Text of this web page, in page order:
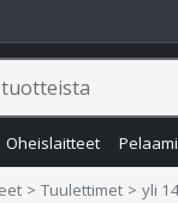
Oheislaitteet
Tuulettimet yli